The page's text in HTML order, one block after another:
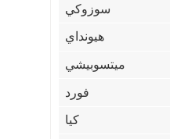
سوزوكي
هيونداي
ميتسوبيشي
فورد
كيا